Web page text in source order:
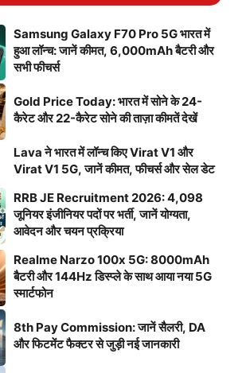
Samsung Galaxy F70 Pro 5G भारत में
हुआ लॉन्च: जानें कीमत, 6,000mAh बैटरी और
सभी फीचर्स
Gold Price Today: भारत में सोने के 24-
कैरेट और 22-कैरेट सोने की ताज़ा कीमतें देखें
Lava ने भारत में लॉन्च किए Virat V1 और
Virat V1 5G, जानें कीमत, फीचर्स और सेल डेट
RRB JE Recruitment 2026: 4,098
जूनियर इंजीनियर पदों पर भर्ती, जानें योग्यता,
आवेदन और चयन प्रक्रिया
Realme Narzo 100x 5G: 8000mAh
बैटरी और 144Hz डिस्प्ले के साथ आया नया 5G
स्मार्टफोन
8th Pay Commission: जानें सैलरी, DA
और फिटमेंट फैक्टर से जुड़ी नई जानकारी